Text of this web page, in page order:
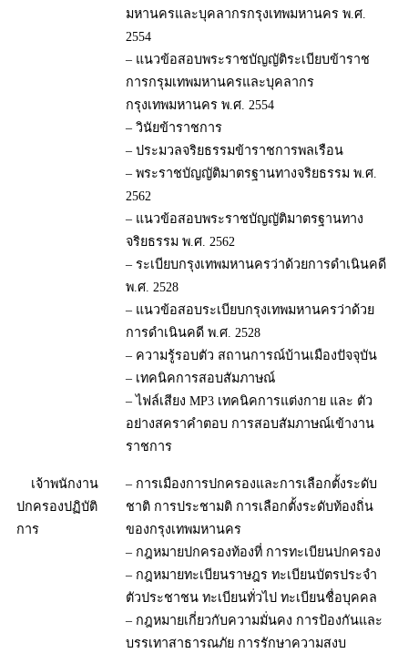
มหานครและบุคลากรกรุงเทพมหานคร พ.ศ.
2554
– แนวข้อสอบพระราชบัญญัติระเบียบข้าราช
การกรุมเทพมหานครและบุคลากร
กรุงเทพมหานคร พ.ศ. 2554
– วินัยข้าราชการ
– ประมวลจริยธรรมข้าราชการพลเรือน
– พระราชบัญญัติมาตรฐานทางจริยธรรม พ.ศ.
2562
– แนวข้อสอบพระราชบัญญัติมาตรฐานทาง
จริยธรรม พ.ศ. 2562
– ระเบียบกรุงเทพมหานครว่าด้วยการดำเนินคดี
พ.ศ. 2528
– แนวข้อสอบระเบียบกรุงเทพมหานครว่าด้วย
การดำเนินคดี พ.ศ. 2528
– ความรู้รอบตัว สถานการณ์บ้านเมืองปัจจุบัน
– เทคนิคการสอบสัมภาษณ์
– ไฟล์เสียง MP3 เทคนิคการแต่งกาย และ ตัว
อย่างสคราคำตอบ การสอบสัมภาษณ์เข้างาน
ราชการ
เจ้าพนักงาน
ปกครองปฏิบัติ
การ
– การเมืองการปกครองและการเลือกตั้งระดับ
ชาติ การประชามติ การเลือกตั้งระดับท้องถิ่น
ของกรุงเทพมหานคร
– กฎหมายปกครองท้องที่ การทะเบียนปกครอง
– กฎหมายทะเบียนราษฎร ทะเบียนบัตรประจำ
ตัวประชาชน ทะเบียนทั่วไป ทะเบียนชื่อบุคคล
– กฎหมายเกี่ยวกับความมั่นคง การป้องกันและ
บรรเทาสาธารณภัย การรักษาความสงบ